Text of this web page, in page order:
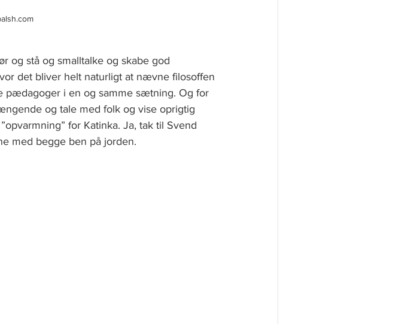
og stå og smalltalke og skabe god
det bliver helt naturligt at nævne filosoffen
pædagoger i en og samme sætning. Og for
og tale med folk og vise oprigtig
for Katinka. Ja, tak til Svend
med begge ben på jorden.